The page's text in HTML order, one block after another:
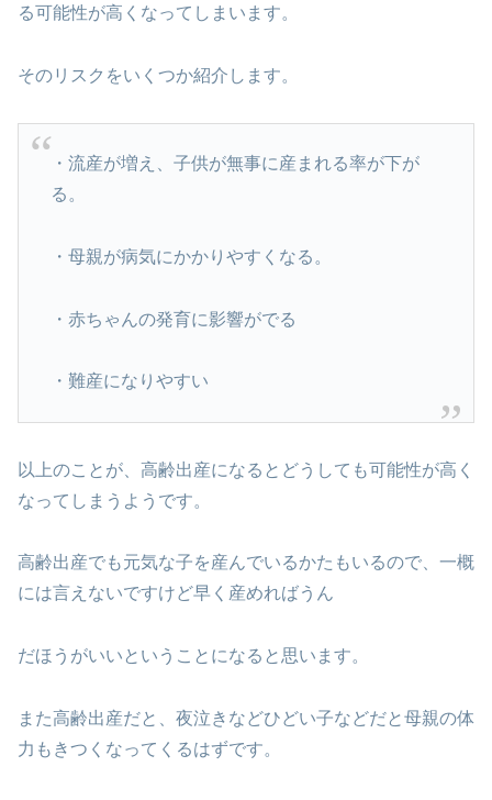
る可能性が高くなってしまいます。
そのリスクをいくつか紹介します。
・流産が増え、子供が無事に産まれる率が下が
る。
・母親が病気にかかりやすくなる。
・赤ちゃんの発育に影響がでる
・難産になりやすい
以上のことが、高齢出産になるとどうしても可能性が高く
なってしまうようです。
高齢出産でも元気な子を産んでいるかたもいるので、一概
には言えないですけど早く産めればうん
だほうがいいということになると思います。
また高齢出産だと、夜泣きなどひどい子などだと母親の体
力もきつくなってくるはずです。